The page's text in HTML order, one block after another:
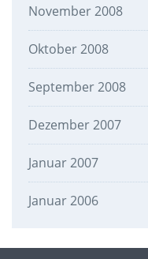
November 2008
Oktober 2008
September 2008
Dezember 2007
Januar 2007
Januar 2006